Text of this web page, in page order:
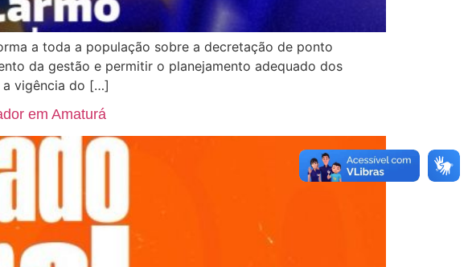
a toda a população sobre a decretação de ponto
da gestão e permitir o planejamento adequado dos
a vigência do […]
em Amaturá